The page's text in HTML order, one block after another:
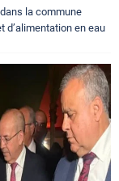
la commune
d’alimentation en eau